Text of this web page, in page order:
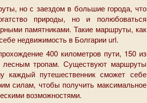
но с заездом в большие города, что
природы, но и полюбоваться
памятниками. Такие маршруты, как
недвижимость в Болгарии url.
400 километров пути, 150 из
лесным тропам. Существуют маршруты
каждый путешественник сможет себе
силам, чтобы получить максимальное
возможностями.